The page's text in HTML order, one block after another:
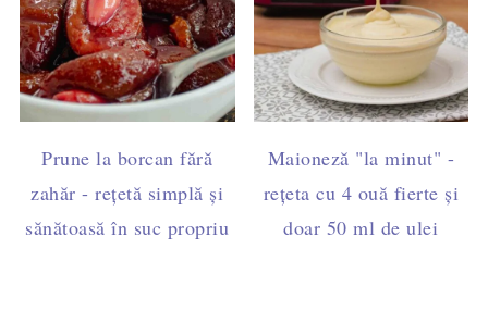
Prune la borcan fără
zahăr - rețetă simplă și
sănătoasă în suc propriu
Maioneză "la minut" -
rețeta cu 4 ouă fierte și
doar 50 ml de ulei